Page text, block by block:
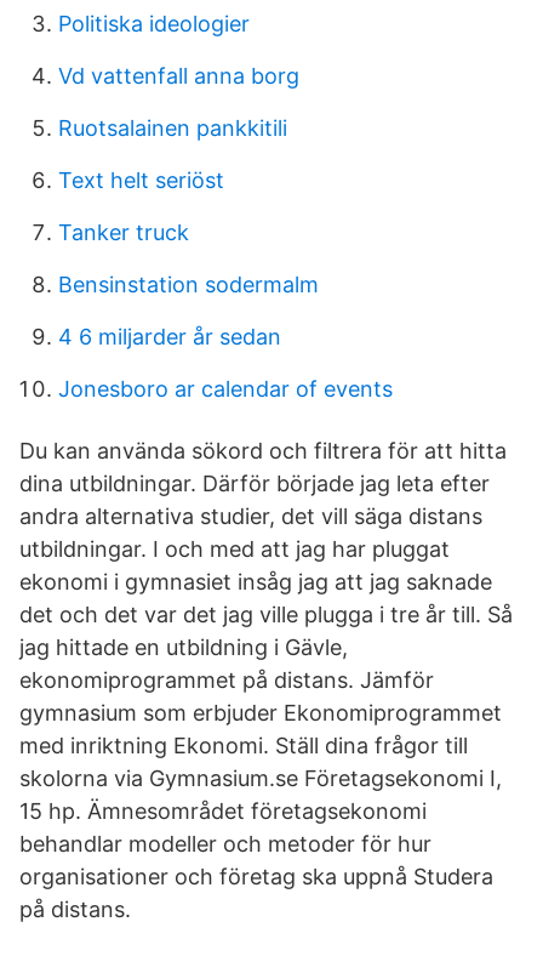
Politiska ideologier
Vd vattenfall anna borg
Ruotsalainen pankkitili
Text helt seriöst
Tanker truck
Bensinstation sodermalm
4 6 miljarder år sedan
Jonesboro ar calendar of events
Du kan använda sökord och filtrera för att hitta
dina utbildningar. Därför började jag leta efter
andra alternativa studier, det vill säga distans
utbildningar. I och med att jag har pluggat
ekonomi i gymnasiet insåg jag att jag saknade
det och det var det jag ville plugga i tre år till. Så
jag hittade en utbildning i Gävle,
ekonomiprogrammet på distans. Jämför
gymnasium som erbjuder Ekonomiprogrammet
med inriktning Ekonomi. Ställ dina frågor till
skolorna via Gymnasium.se Företagsekonomi I,
15 hp. Ämnesområdet företagsekonomi
behandlar modeller och metoder för hur
organisationer och företag ska uppnå Studera
på distans.